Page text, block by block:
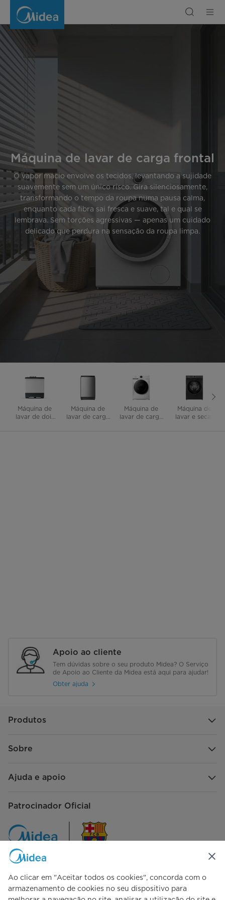
carga
frontal
Máquina de lavar de carga frontal
O vapor macio envolve os tecidos, levantando a sujidade
suavemente sem um único risco. Gira silenciosamente,
transformando o tempo da roupa numa pausa calma,
enquanto cada fibra sai fresca e suave, tal e qual se
lembrava. Sem torções agressivas — apenas um cuidado
delicado que perdura na sensação da roupa limpa.
Máquina de
lavar de dois
Máquina de
lavar de carga
Máquina de
lavar de carga
Máquina de
lavar e secar
Apoio ao cliente
Tem dúvidas sobre o seu produto Midea? O Serviço
de Apoio ao Cliente da Midea está aqui para ajudar!
Obter ajuda
Produtos
Sobre
Ajuda e apoio
Patrocinador Oficial
Siga-nos
Ao clicar em "Aceitar todos os cookies", concorda com o
armazenamento de cookies no seu dispositivo para